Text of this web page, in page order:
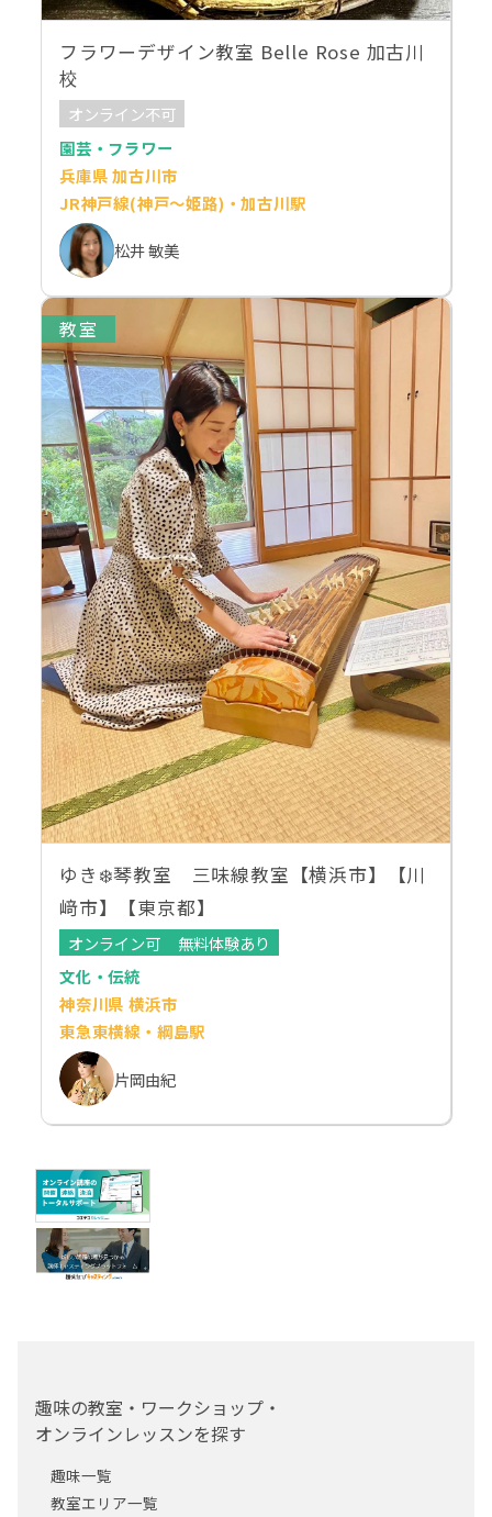
フラワーデザイン教室 Belle Rose 加古川
校
オンライン不可
園芸・フラワー
兵庫県 加古川市
JR神戸線(神戸～姫路)・加古川駅
松井 敏美
教室
ゆき❄️琴教室 三味線教室【横浜市】【川
﨑市】【東京都】
オンライン可
無料体験あり
文化・伝統
神奈川県 横浜市
東急東横線・綱島駅
片岡由紀
趣味の教室・ワークショップ・
オンラインレッスンを探す
趣味一覧
教室エリア一覧